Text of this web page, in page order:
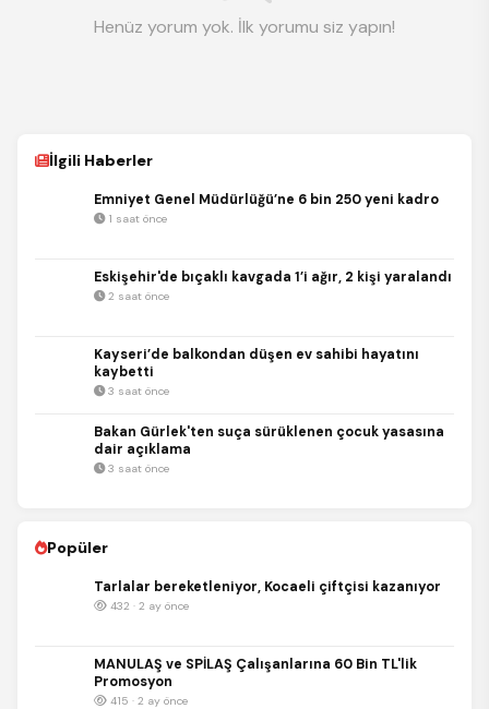
Henüz yorum yok. İlk yorumu siz yapın!
İlgili Haberler
Emniyet Genel Müdürlüğü’ne 6 bin 250 yeni kadro
1 saat önce
Eskişehir'de bıçaklı kavgada 1’i ağır, 2 kişi yaralandı
2 saat önce
Kayseri’de balkondan düşen ev sahibi hayatını
kaybetti
3 saat önce
Bakan Gürlek'ten suça sürüklenen çocuk yasasına
dair açıklama
3 saat önce
Popüler
Tarlalar bereketleniyor, Kocaeli çiftçisi kazanıyor
432 · 2 ay önce
MANULAŞ ve SPİLAŞ Çalışanlarına 60 Bin TL'lik
Promosyon
415 · 2 ay önce